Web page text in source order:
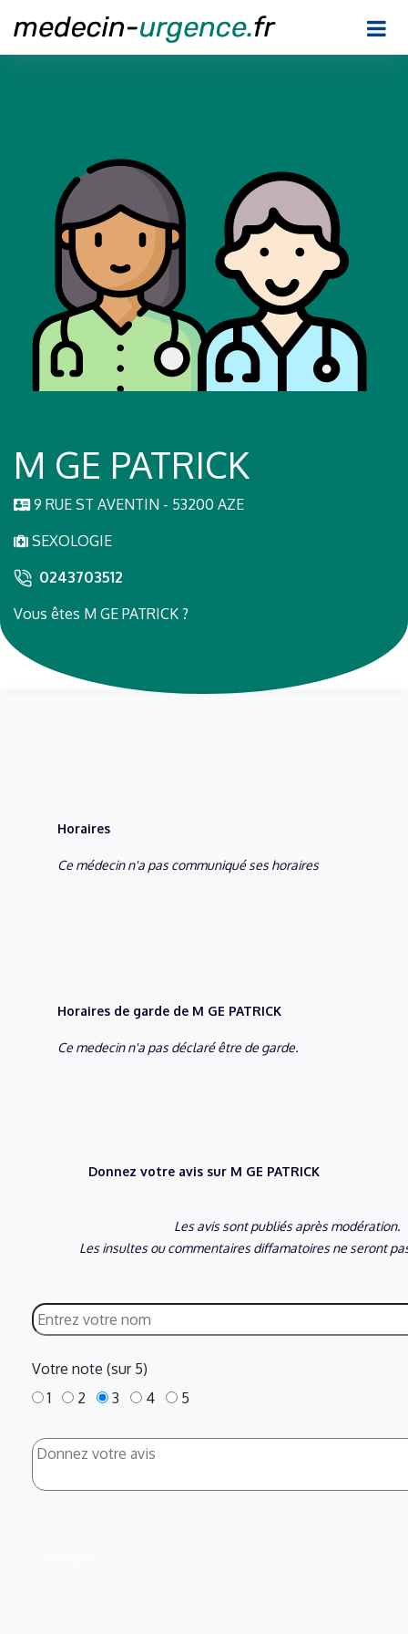
M GE PATRICK
9 RUE ST AVENTIN - 53200 AZE
SEXOLOGIE
0243703512
Vous êtes M GE PATRICK ?
Horaires
Ce médecin n'a pas communiqué ses horaires
Horaires de garde de M GE PATRICK
Ce medecin n'a pas déclaré être de garde.
Donnez votre avis sur M GE PATRICK
Les avis sont publiés après modération.
Les insultes ou commentaires diffamatoires ne seront
Votre note (sur 5)
1
2 3 4 5